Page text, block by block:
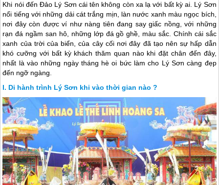
Khi nói đếnĐảo Lý Sơn cái tên không còn xa lạ với bất kỳ ai. Lý Sơn
nổi tiếng với những dải cát trắng mịn, làn nước xanh màu ngọc bích,
nơi đây còn được ví như nàng tiên đang say giấc nồng, với những
rạn đá ngầm san hô, những lớp đá gồ ghề, màu sắc. Chính cái sắc
xanh của trời của biển, của cây cối nơi đây đã tạo nên sự hấp dẫn
khó cưỡng với bất kỳ khách thăm quan nào khi đặt chân đến đây,
nhất là vào những ngày tháng hè oi bức làm cho Lý Sơn càng đẹp
đến ngỡ ngàng.
Di hành trình Lý Sơn khi vào thời gian nào ?